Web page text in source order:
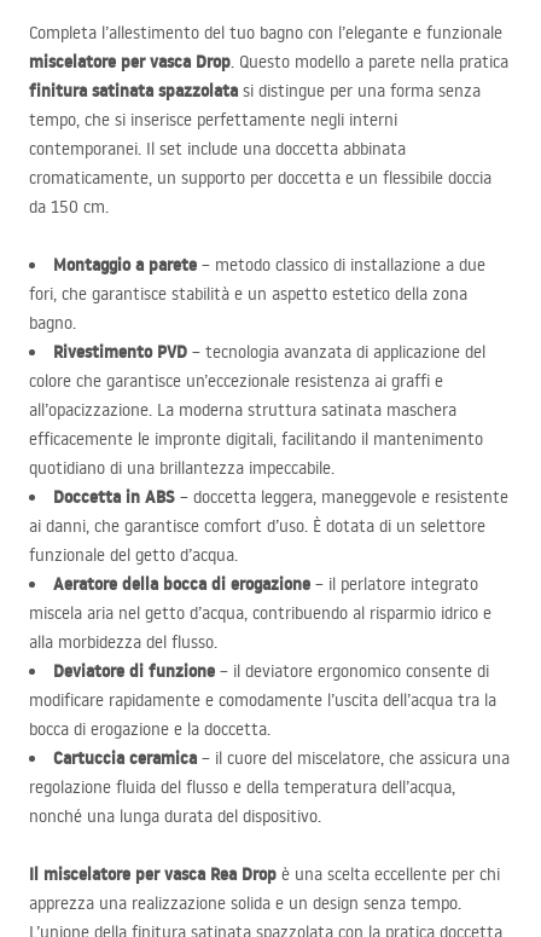
Completa l’allestimento del tuo bagno con l’elegante e funzionale
miscelatore per vasca Drop. Questo modello a parete nella pratica
finitura satinata spazzolata si distingue per una forma senza
tempo, che si inserisce perfettamente negli interni
contemporanei. Il set include una doccetta abbinata
cromaticamente, un supporto per doccetta e un flessibile doccia
da 150 cm.
Montaggio a parete – metodo classico di installazione a due
fori, che garantisce stabilità e un aspetto estetico della zona
bagno.
Rivestimento PVD – tecnologia avanzata di applicazione del
colore che garantisce un’eccezionale resistenza ai graffi e
all’opacizzazione. La moderna struttura satinata maschera
efficacemente le impronte digitali, facilitando il mantenimento
quotidiano di una brillantezza impeccabile.
Doccetta in ABS – doccetta leggera, maneggevole e resistente
ai danni, che garantisce comfort d’uso. È dotata di un selettore
funzionale del getto d’acqua.
Aeratore della bocca di erogazione – il perlatore integrato
miscela aria nel getto d’acqua, contribuendo al risparmio idrico e
alla morbidezza del flusso.
Deviatore di funzione – il deviatore ergonomico consente di
modificare rapidamente e comodamente l’uscita dell’acqua tra la
bocca di erogazione e la doccetta.
Cartuccia ceramica – il cuore del miscelatore, che assicura una
regolazione fluida del flusso e della temperatura dell’acqua,
nonché una lunga durata del dispositivo.
Il miscelatore per vasca Rea Drop è una scelta eccellente per chi
apprezza una realizzazione solida e un design senza tempo.
L’unione della finitura satinata spazzolata con la pratica doccetta